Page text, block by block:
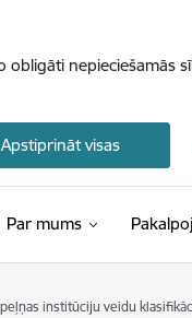
nepieciešamās
Apstiprināt visas
Par mums
institūciju veidu